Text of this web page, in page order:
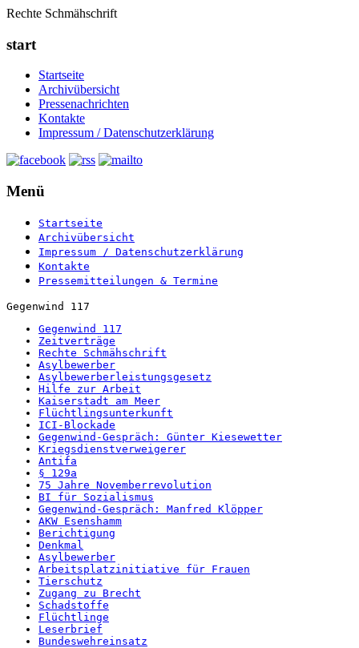
Rechte Schmähschrift
start
Startseite
Archivübersicht
Pressenachrichten
Kontakte
Impressum / Datenschutzerklärung
Menü
Startseite
Archivübersicht
Impressum / Datenschutzerklärung
Kontakte
Pressemitteilungen & Termine
Gegenwind 117
Gegenwind 117
Zeitverträge
Rechte Schmähschrift
Asylbewerber
Asylbewerberleistungsgesetz
Hilfe zur Arbeit
Kaiserstadt am Meer
Flüchtlingsunterkunft
ICI-Blockade
Gegenwind-Gespräch: Günter Kiesewetter
Kriegsdienstverweigerer
Antifa
§ 129a
75 Jahre Novemberrevolution
BI für Sozialismus
Gegenwind-Gespräch: Manfred Klöpper
AKW Esenshamm
Berichtigung
Denkmal
Asylbewerber
Arbeitsplatzinitiative für Frauen
Tierschutz
Zugang zu Brecht
Schadstoffe
Flüchtlinge
Leserbrief
Bundeswehreinsatz